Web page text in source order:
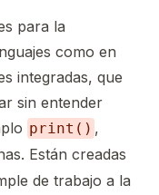
para la
como en
integradas, que
sin entender
print() ,
Están creadas
de trabajo a la